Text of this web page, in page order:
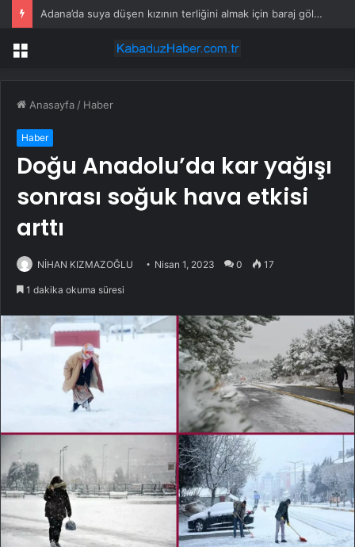
Adana’da suya düşen kızının terliğini almak için baraj gölüne giren kişi boğuldu
Menü
Anasayfa / Haber
Haber
Doğu Anadolu’da kar yağışı
sonrası soğuk hava etkisi
arttı
NİHAN KIZMAZOĞLU Nisan 1, 2023 0 17
1 dakika okuma süresi